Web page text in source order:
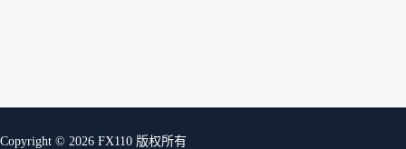
Copyright © 2026 FX110 版权所有